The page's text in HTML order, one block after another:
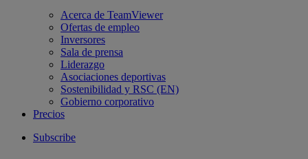
Acerca de TeamViewer
Ofertas de empleo
Inversores
Sala de prensa
Liderazgo
Asociaciones deportivas
Sostenibilidad y RSC (EN)
Gobierno corporativo
Precios
Subscribe